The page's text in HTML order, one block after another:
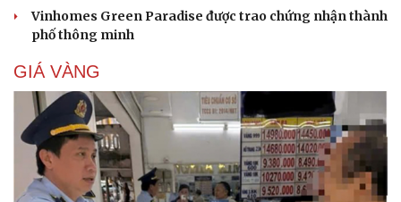
Vinhomes Green Paradise được trao chứng nhận thành
phố thông minh
GIÁ VÀNG